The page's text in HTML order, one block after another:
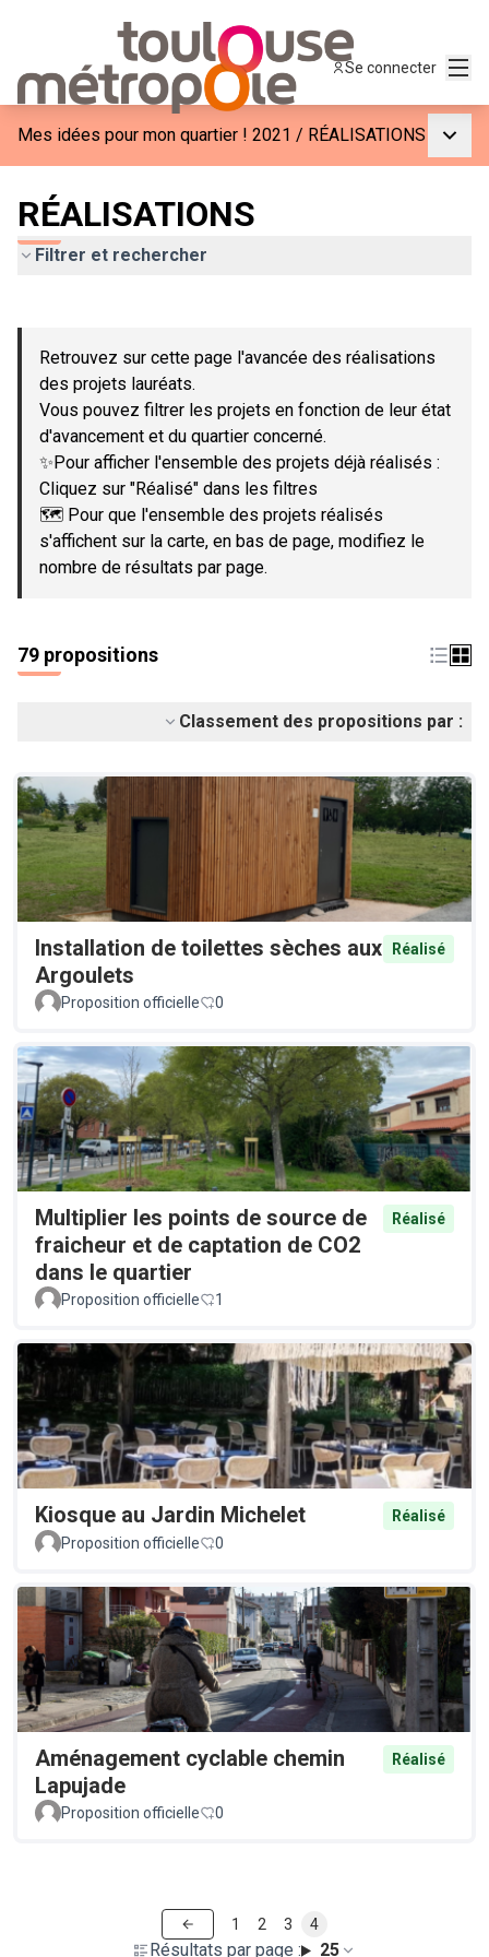
Se connecter
Mes idées pour mon quartier ! 2021 / RÉALISATIONS
RÉALISATIONS
Filtrer et rechercher
−
Retrouvez sur cette page l'avancée des réalisations
des projets lauréats.
Vous pouvez filtrer les projets en fonction de leur état
d'avancement et du quartier concerné.
✨Pour afficher l'ensemble des projets déjà réalisés :
Cliquez sur "Réalisé" dans les filtres
🗺️ Pour que l'ensemble des projets réalisés
s'affichent sur la carte, en bas de page, modifiez le
nombre de résultats par page.
79 propositions
Classement des propositions par :
Installation de toilettes sèches aux
Argoulets
Réalisé
Proposition officielle 0
Multiplier les points de source de
fraicheur et de captation de CO2
dans le quartier
Réalisé
Proposition officielle 1
Kiosque au Jardin Michelet
Réalisé
Proposition officielle
0
Aménagement cyclable chemin
Lapujade
Réalisé
Proposition officielle 0
Résultats par page : 25
1 2 3 4